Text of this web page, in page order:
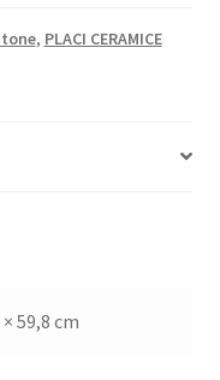
, PLACI CERAMICE
59,8 cm